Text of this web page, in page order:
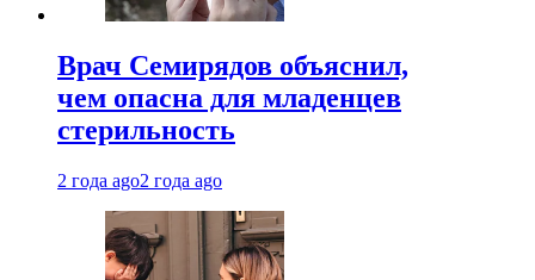
Врач Семирядов объяснил,
чем опасна для младенцев
стерильность
2 года ago2 года ago